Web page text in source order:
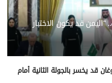
قد يكون الاختبار
قد يخسر بالجولة الثانية أمام